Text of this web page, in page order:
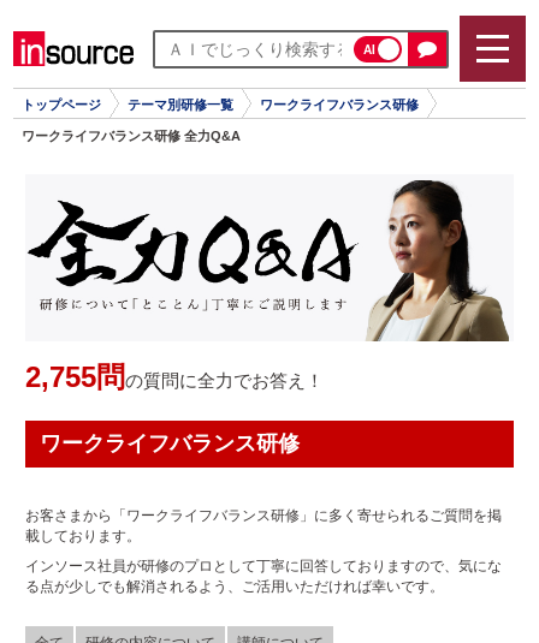
AI
トップページ テーマ別研修一覧 ワークライフバランス研修
ワークライフバランス研修 全力Q&A
2,755問の質問に全力でお答え！
ワークライフバランス研修
お客さまから「ワークライフバランス研修」に多く寄せられるご質問を掲
載しております。
インソース社員が研修のプロとして丁寧に回答しておりますので、気にな
る点が少しでも解消されるよう、ご活用いただければ幸いです。